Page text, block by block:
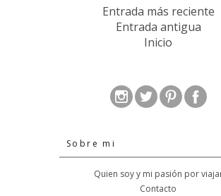
Entrada más reciente
Entrada antigua
Inicio
Sobre mi
Quien soy y mi pasión por
Contacto